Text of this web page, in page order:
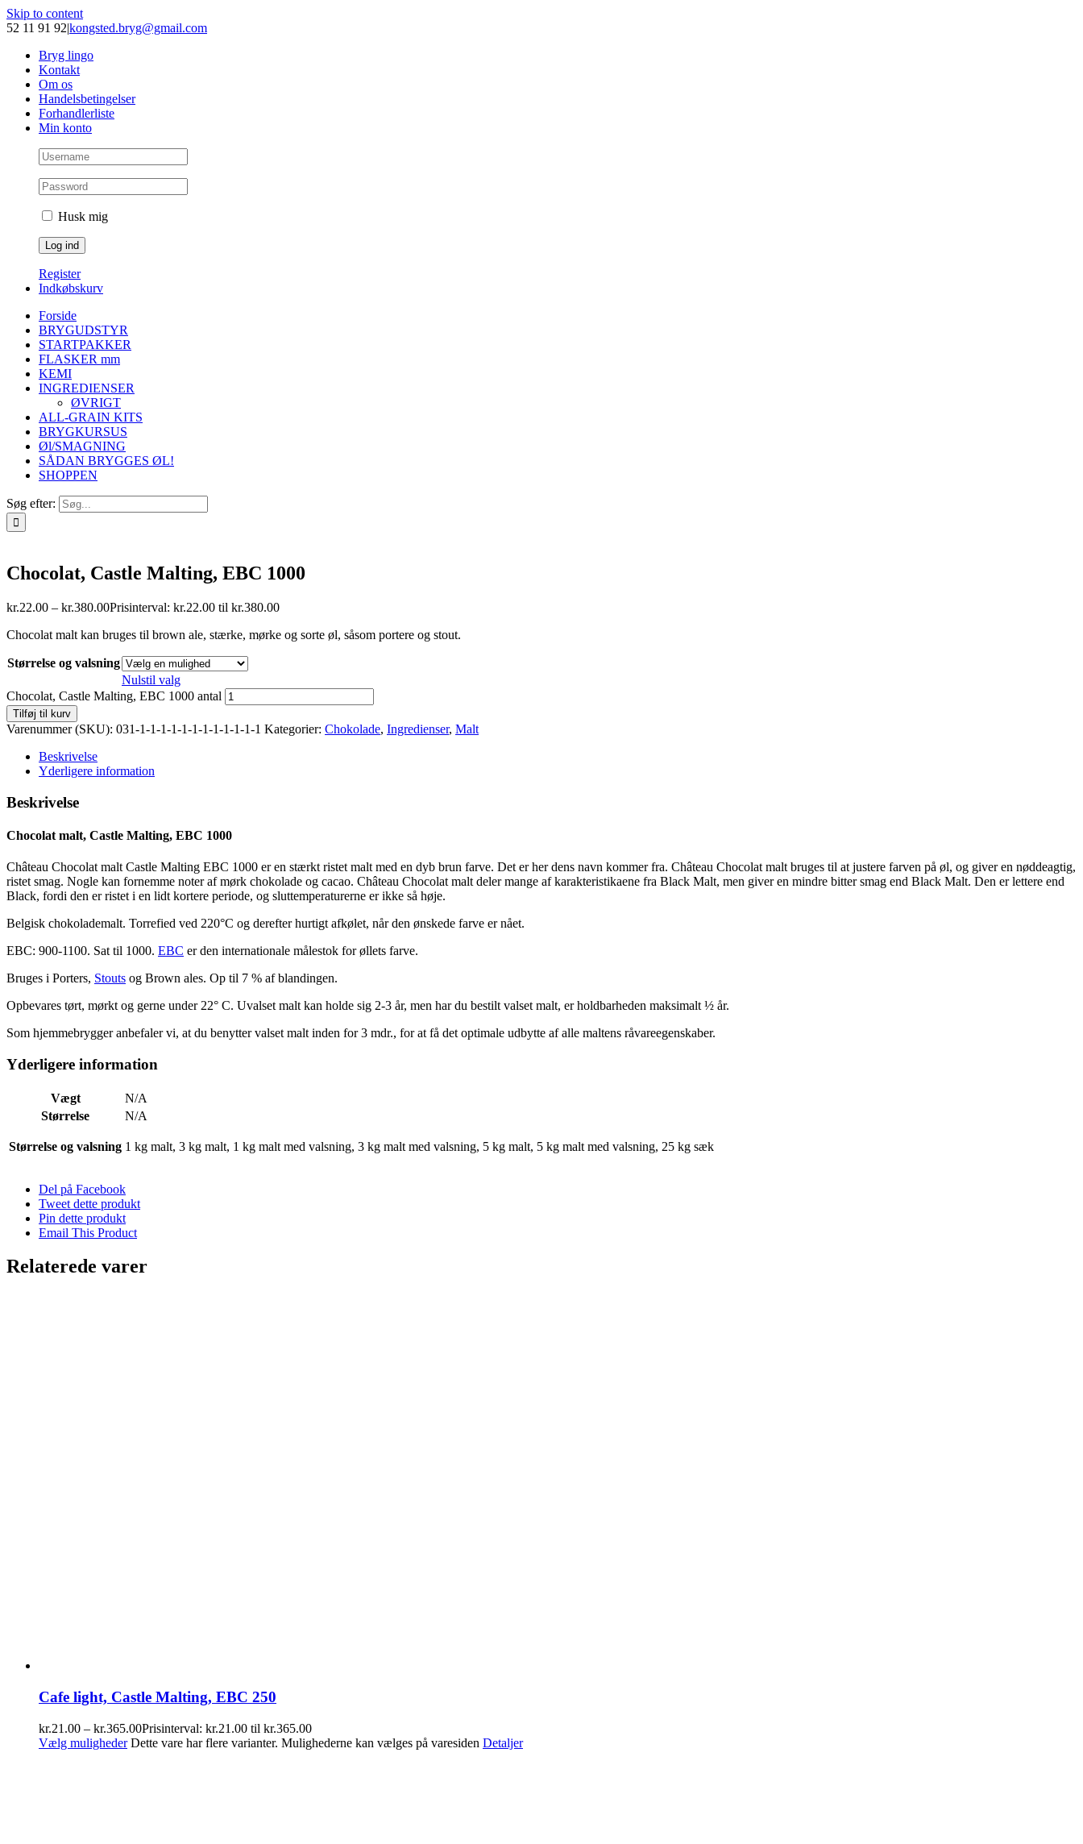
Skip to content
52 11 91 92|kongsted.bryg@gmail.com
Bryg lingo
Kontakt
Om os
Handelsbetingelser
Forhandlerliste
Min konto
Husk mig
Register
Indkøbskurv
Forside
BRYGUDSTYR
STARTPAKKER
FLASKER mm
KEMI
INGREDIENSER
ØVRIGT
ALL-GRAIN KITS
BRYGKURSUS
Øl/SMAGNING
SÅDAN BRYGGES ØL!
SHOPPEN
Søg efter:
Chocolat, Castle Malting, EBC 1000
kr.22.00 – kr.380.00Prisinterval: kr.22.00 til kr.380.00
Chocolat malt kan bruges til brown ale, stærke, mørke og sorte øl, såsom portere og stout.
Størrelse og valsning
Nulstil valg
Chocolat, Castle Malting, EBC 1000 antal
Tilføj til kurv
Varenummer (SKU): 031-1-1-1-1-1-1-1-1-1-1-1-1 Kategorier: Chokolade, Ingredienser, Malt
Beskrivelse
Yderligere information
Beskrivelse
Chocolat malt, Castle Malting, EBC 1000
Château Chocolat malt Castle Malting EBC 1000 er en stærkt ristet malt med en dyb brun farve. Det er her dens navn kommer fra. Château Chocolat malt bruges til at justere farven på øl, og giver en nøddeagtig,
ristet smag. Nogle kan fornemme noter af mørk chokolade og cacao. Château Chocolat malt deler mange af karakteristikaene fra Black Malt, men giver en mindre bitter smag end Black Malt. Den er lettere end
Black, fordi den er ristet i en lidt kortere periode, og sluttemperaturerne er ikke så høje.
Belgisk chokolademalt. Torrefied ved 220°C og derefter hurtigt afkølet, når den ønskede farve er nået.
EBC: 900-1100. Sat til 1000. EBC er den internationale målestok for øllets farve.
Bruges i Porters, Stouts og Brown ales. Op til 7 % af blandingen.
Opbevares tørt, mørkt og gerne under 22° C. Uvalset malt kan holde sig 2-3 år, men har du bestilt valset malt, er holdbarheden maksimalt ½ år.
Som hjemmebrygger anbefaler vi, at du benytter valset malt inden for 3 mdr., for at få det optimale udbytte af alle maltens råvareegenskaber.
Yderligere information
Vægt
N/A
Størrelse
N/A
Størrelse og valsning 1 kg malt, 3 kg malt, 1 kg malt med valsning, 3 kg malt med valsning, 5 kg malt, 5 kg malt med valsning, 25 kg sæk
Del på Facebook
Tweet dette produkt
Pin dette produkt
Email This Product
Relaterede varer
Cafe light, Castle Malting, EBC 250
kr.21.00 – kr.365.00Prisinterval: kr.21.00 til kr.365.00
Vælg muligheder Dette vare har flere varianter. Mulighederne kan vælges på varesiden Detaljer